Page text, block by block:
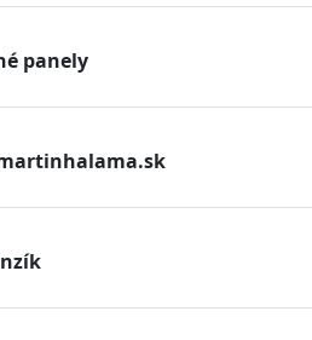
panely